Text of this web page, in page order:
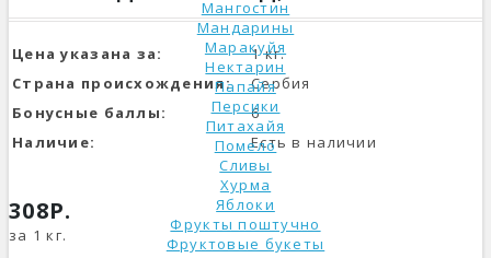
Мангостин
Мандарины
Маракуйя
Нектарин
Папайя
Персики
Питахайя
Помело
Сливы
Хурма
Яблоки
Фрукты поштучно
Фруктовые букеты
Цена указана за:
1 кг.
Страна происхождения:
Сербия
Бонусные баллы:
6
Наличие:
Есть в наличии
308Р.
за 1 кг.